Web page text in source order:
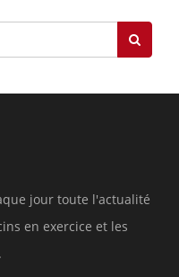
jour toute l'actualité
en exercice et les